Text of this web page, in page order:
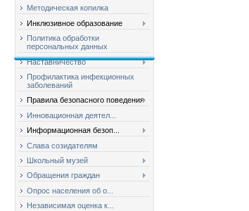
Методическая копилка
Инклюзивное образование
Политика обработки
персональных данных
Наставничество
Профилактика инфекционных
заболеваний
Правила безопасного поведения
Инновационная деятел...
Информационная безоп...
Слава созидателям
Школьный музей
Обращения граждан
Опрос населения об о...
Независимая оценка к...